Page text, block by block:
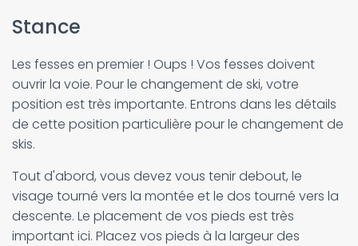
Stance
Les fesses en premier ! Oups ! Vos fesses doivent
ouvrir la voie. Pour le changement de ski, votre
position est très importante. Entrons dans les détails
de cette position particulière pour le changement de
skis.
Tout d'abord, vous devez vous tenir debout, le
visage tourné vers la montée et le dos tourné vers la
descente. Le placement de vos pieds est très
important ici. Placez vos pieds à la largeur des